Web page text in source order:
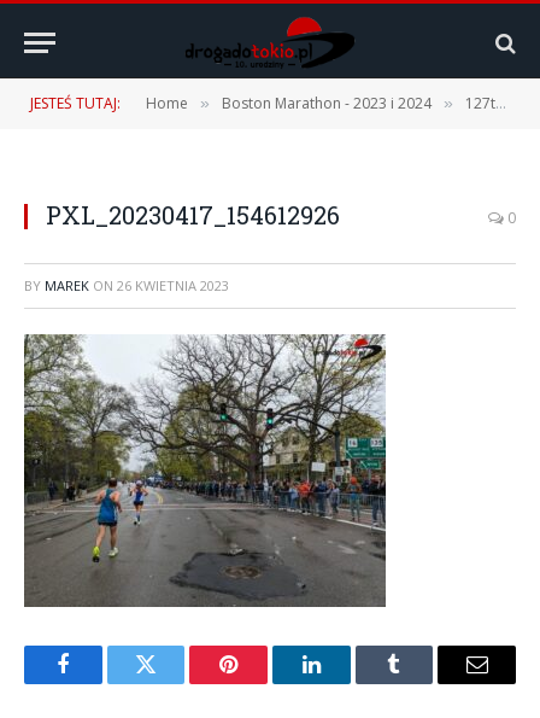
JESTEŚ TUTAJ: Home » Boston Marathon - 2023 i 2024 » 127th Boston Marathon – 17.04.2023 r. [1 część – Podróż, Expo, Fan Fest]
PXL_20230417_154612926 0
BY MAREK ON 26 KWIETNIA 2023
FacebookTwitter Pinterest LinkedInTumblr Email